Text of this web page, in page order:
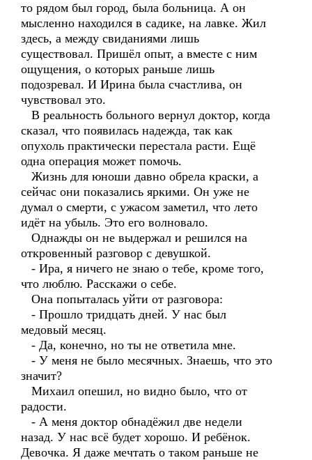
то рядом был город, была больница. А он
мысленно находился в садике, на лавке. Жил
здесь, а между свиданиями лишь
существовал. Пришёл опыт, а вместе с ним
ощущения, о которых раньше лишь
подозревал. И Ирина была счастлива, он
чувствовал это.
В реальность больного вернул доктор, когда
сказал, что появилась надежда, так как
опухоль практически перестала расти. Ещё
одна операция может помочь.
Жизнь для юноши давно обрела краски, а
сейчас они показались яркими. Он уже не
думал о смерти, с ужасом заметил, что лето
идёт на убыль. Это его волновало.
Однажды он не выдержал и решился на
откровенный разговор с девушкой.
- Ира, я ничего не знаю о тебе, кроме того,
что люблю. Расскажи о себе.
Она попыталась уйти от разговора:
- Прошло тридцать дней. У нас был
медовый месяц.
- Да, конечно, но ты не ответила мне.
- У меня не было месячных. Знаешь, что это
значит?
Михаил опешил, но видно было, что от
радости.
- А меня доктор обнадёжил две недели
назад. У нас всё будет хорошо. И ребёнок.
Девочка. Я даже мечтать о таком раньше не